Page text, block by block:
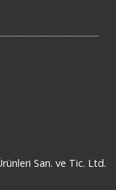
San. ve Tic. Ltd.